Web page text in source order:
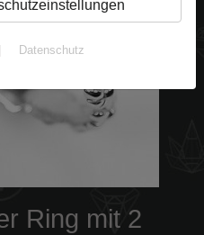
Ring mit 2
Datenschutz